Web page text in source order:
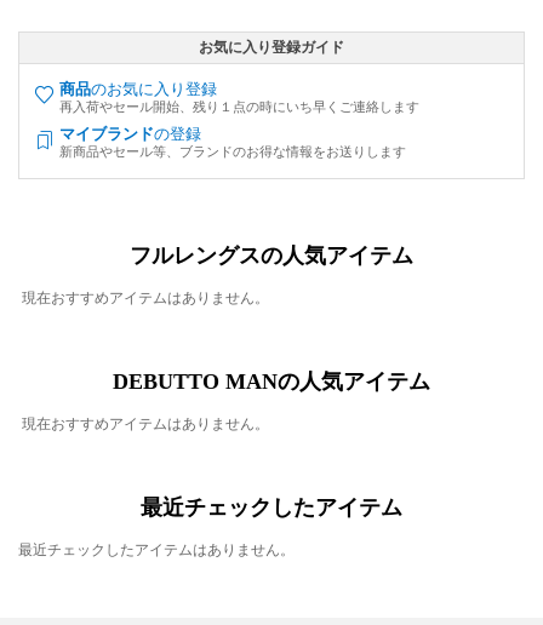
お気に入り登録ガイド
商品のお気に入り登録
再入荷やセール開始、残り１点の時にいち早くご連絡します
マイブランドの登録
新商品やセール等、ブランドのお得な情報をお送りします
フルレングスの人気アイテム
現在おすすめアイテムはありません。
DEBUTTO MANの人気アイテム
現在おすすめアイテムはありません。
最近チェックしたアイテム
最近チェックしたアイテムはありません。